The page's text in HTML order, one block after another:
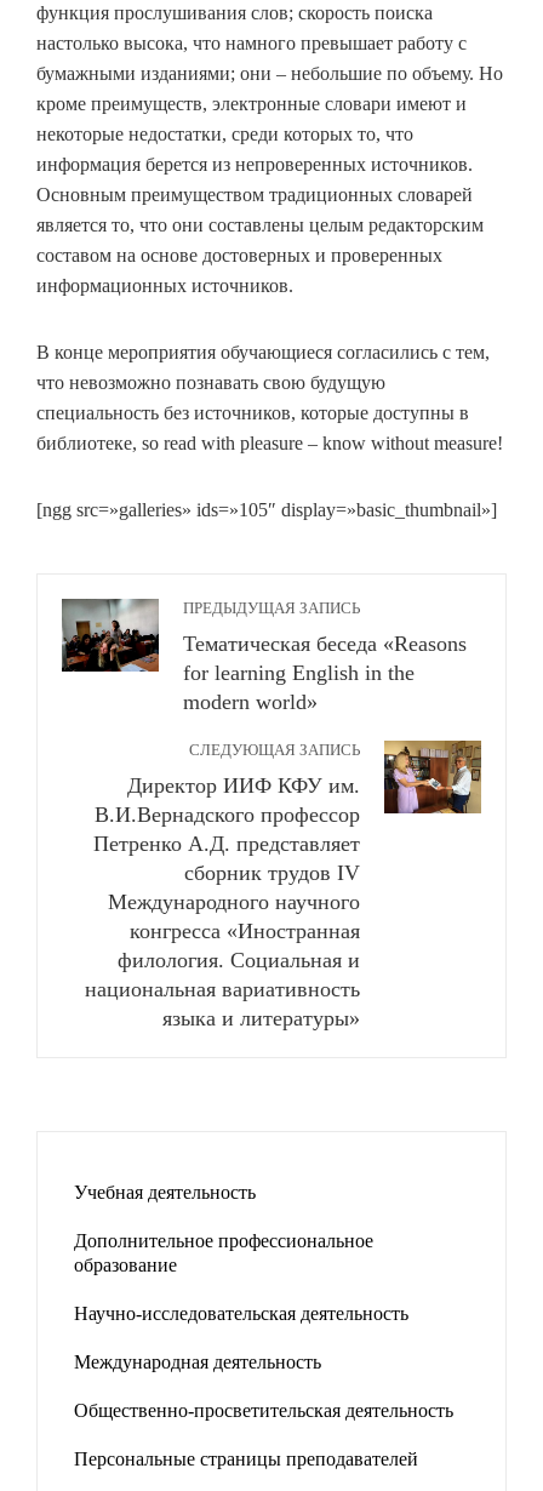
функция прослушивания слов; скорость поиска
настолько высока, что намного превышает работу с
бумажными изданиями; они – небольшие по объему. Но
кроме преимуществ, электронные словари имеют и
некоторые недостатки, среди которых то, что
информация берется из непроверенных источников.
Основным преимуществом традиционных словарей
является то, что они составлены целым редакторским
составом на основе достоверных и проверенных
информационных источников.
В конце мероприятия обучающиеся согласились с тем,
что невозможно познавать свою будущую
специальность без источников, которые доступны в
библиотеке, so read with pleasure – know without measure!
[ngg src=»galleries» ids=»105″ display=»basic_thumbnail»]
ПРЕДЫДУЩАЯ ЗАПИСЬ
Тематическая беседа «Reasons
for learning English in the
modern world»
СЛЕДУЮЩАЯ ЗАПИСЬ
Директор ИИФ КФУ им.
В.И.Вернадского профессор
Петренко А.Д. представляет
сборник трудов IV
Международного научного
конгресса «Иностранная
филология. Социальная и
национальная вариативность
языка и литературы»
Учебная деятельность
Дополнительное профессиональное
образование
Научно-исследовательская деятельность
Международная деятельность
Общественно-просветительская деятельность
Персональные страницы преподавателей